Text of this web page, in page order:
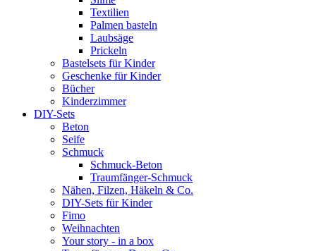
Textilien
Palmen basteln
Laubsäge
Prickeln
Bastelsets für Kinder
Geschenke für Kinder
Bücher
Kinderzimmer
DIY-Sets
Beton
Seife
Schmuck
Schmuck-Beton
Traumfänger-Schmuck
Nähen, Filzen, Häkeln & Co.
DIY-Sets für Kinder
Fimo
Weihnachten
Your story - in a box